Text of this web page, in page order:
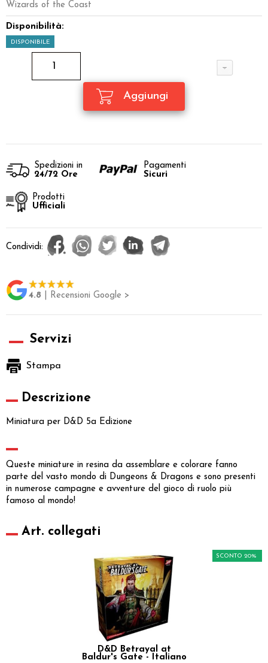
Wizards of the Coast
Disponibilità:
DISPONIBILE
Spedizioni in
24/72 Ore
Pagamenti
Sicuri
Prodotti
Ufficiali
Condividi:
4.8 | Recensioni Google >
Servizi
Stampa
Descrizione
Miniatura per D&D 5a Edizione
Queste miniature in resina da assemblare e colorare fanno
parte del vasto mondo di Dungeons & Dragons e sono presenti
in numerose campagne e avventure del gioco di ruolo più
famoso al mondo!
Art. collegati
D&D Betrayal at
Baldur's Gate - Italiano
SCONTO 20%